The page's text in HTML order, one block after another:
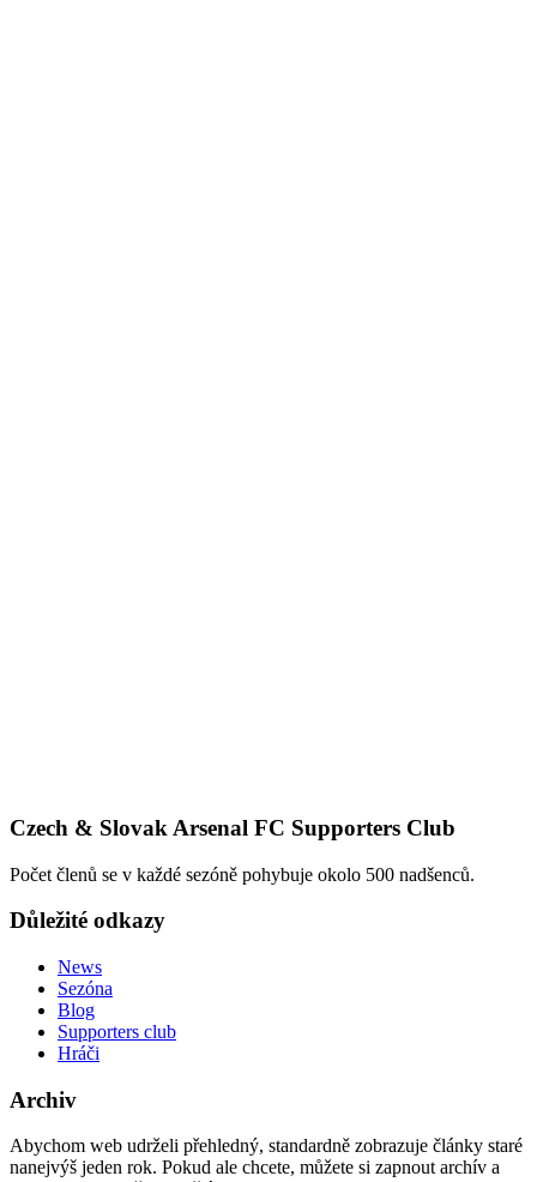
Czech & Slovak Arsenal FC Supporters Club
Počet členů se v každé sezóně pohybuje okolo 500 nadšenců.
Důležité odkazy
News
Sezóna
Blog
Supporters club
Hráči
Archiv
Abychom web udrželi přehledný, standardně zobrazuje články staré
nanejvýš jeden rok. Pokud ale chcete, můžete si zapnout archív a